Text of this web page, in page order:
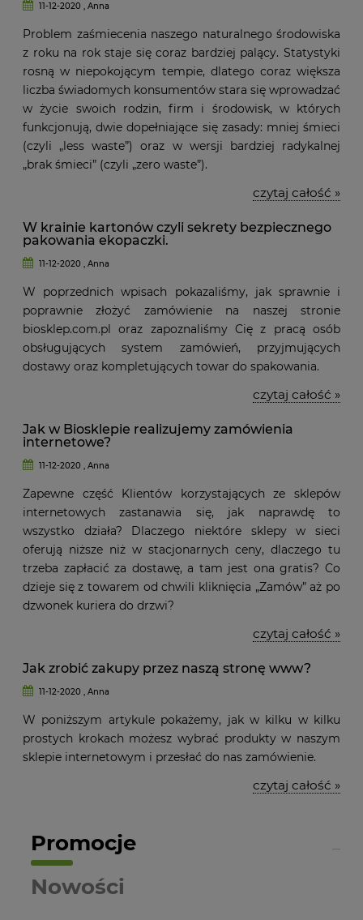
11-12-2020 , Anna
Problem zaśmiecenia naszego naturalnego środowiska
z roku na rok staje się coraz bardziej palący. Statystyki
rosną w niepokojącym tempie, dlatego coraz większa
liczba świadomych konsumentów stara się wprowadzać
w życie swoich rodzin, firm i środowisk, w których
funkcjonują, dwie dopełniające się zasady: mniej śmieci
(czyli „less waste”) oraz w wersji bardziej radykalnej
„brak śmieci” (czyli „zero waste”).
czytaj całość »
W krainie kartonów czyli sekrety bezpiecznego
pakowania ekopaczki.
11-12-2020 , Anna
W poprzednich wpisach pokazaliśmy, jak sprawnie i
poprawnie złożyć zamówienie na naszej stronie
biosklep.com.pl oraz zapoznaliśmy Cię z pracą osób
obsługujących system zamówień, przyjmujących
dostawy oraz kompletujących towar do spakowania.
czytaj całość »
Jak w Biosklepie realizujemy zamówienia
internetowe?
11-12-2020 , Anna
Zapewne część Klientów korzystających ze sklepów
internetowych zastanawia się, jak naprawdę to
wszystko działa? Dlaczego niektóre sklepy w sieci
oferują niższe niż w stacjonarnych ceny, dlaczego tu
trzeba zapłacić za dostawę, a tam jest ona gratis? Co
dzieje się z towarem od chwili kliknięcia „Zamów” aż po
dzwonek kuriera do drzwi?
czytaj całość »
Jak zrobić zakupy przez naszą stronę www?
11-12-2020 , Anna
W poniższym artykule pokażemy, jak w kilku w kilku
prostych krokach możesz wybrać produkty w naszym
sklepie internetowym i przesłać do nas zamówienie.
czytaj całość »
Promocje
Nowości